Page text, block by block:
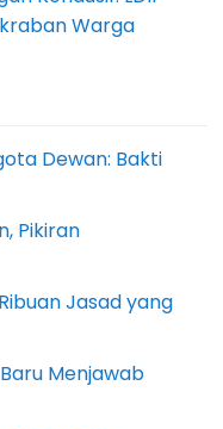
Warga
Dewan: Bakti
Pikiran
Jasad yang
Menjawab